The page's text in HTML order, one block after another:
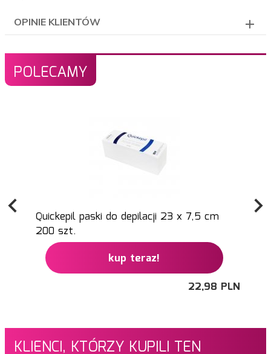
OPINIE KLIENTÓW
POLECAMY
Quickepil paski do depilacji 23 x 7,5 cm
200 szt.
kup teraz!
22,98 PLN
KLIENCI, KTÓRZY KUPILI TEN